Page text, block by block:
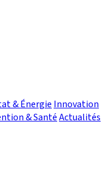
& Énergie Innovation
& SantéActualités